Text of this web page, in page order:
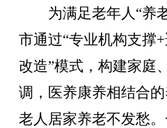
为满足老年人“养
市通过“专业机构支撑
改造”模式，构建家庭
调，医养康养相结合
老人居家养老不发愁。